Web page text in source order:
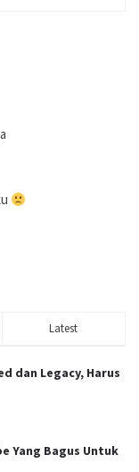
Latest
dan Legacy, Harus
Yang Bagus Untuk